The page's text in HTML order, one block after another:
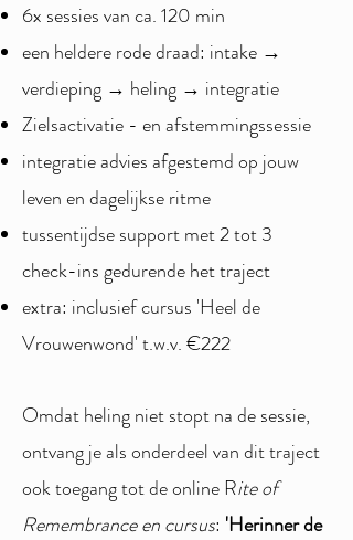
6x sessies van ca. 120 min
een heldere rode draad: intake →
verdieping → heling → integratie
Zielsactivatie - en afstemmingssessie
integratie advies afgestemd op jouw
leven en dagelijkse ritme
tussentijdse support met 2 tot 3
check-ins gedurende het traject
extra: inclusief cursus 'Heel de
Vrouwenwond' t.w.v. €222
Omdat heling niet stopt na de sessie,
ontvang je als onderdeel van dit traject
ook toegang tot de online Rite of
Remembrance en cursus: 'Herinner de